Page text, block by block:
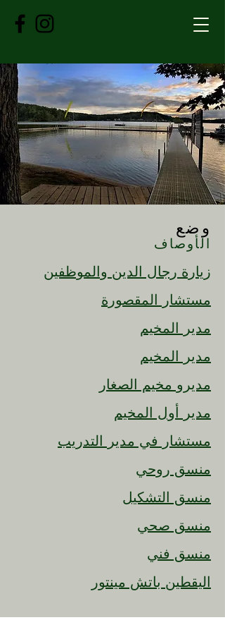
وضع
الأوصاف
زيارة رجال الدين والموظفين
مستشار المقصورة
مدير المخيم
مدير المخيم
مديرو مخيم الصغار
مدير أول المخيم
مستشار في مدير التدريب
منسق روحي
منسق التشكيل
منسق صحي
منسق فني
اليقطين باتش مينتور